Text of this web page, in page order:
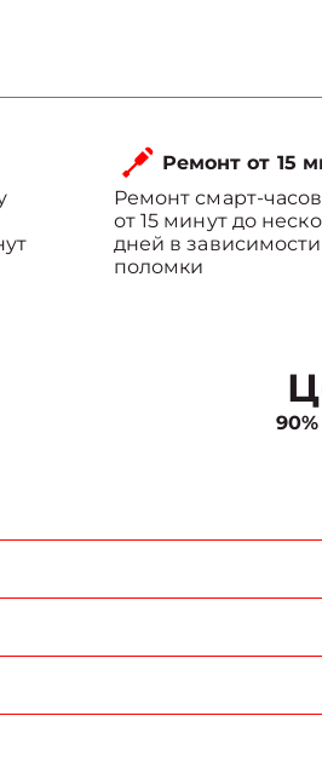
Ремонт от 15
Ремонт смарт-
от 15 минут до
дней в
поломки